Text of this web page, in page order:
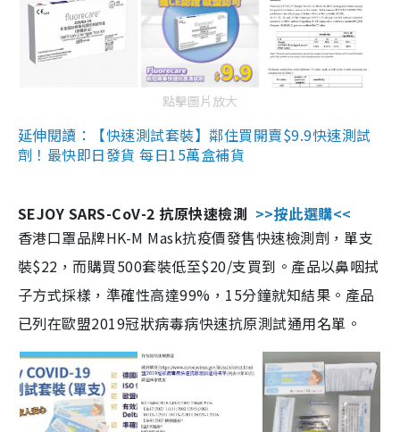
點擊圖片放大
延伸閱讀：【快速測試套裝】鄰住買開賣$9.9快速測試
劑！最快即日發貨 每日15萬盒補貨
SEJOY SARS-CoV-2 抗原快速檢測 >>按此選購<<
香港口罩品牌HK-M Mask抗疫價發售快速檢測劑，單支
裝$22，而購買500套裝低至$20/支買到。產品以鼻咽拭
子方式採樣，準確性高達99%，15分鐘就知結果。產品
已列在歐盟2019冠狀病毒病快速抗原測試通用名單。